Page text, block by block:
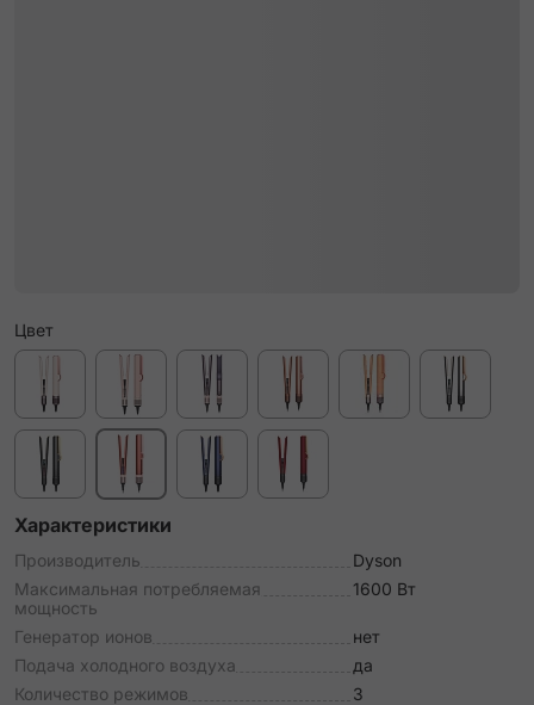
Цвет
Характеристики
Производитель
Dyson
Максимальная потребляемая
мощность
1600 Вт
Генератор ионов
нет
Подача холодного воздуха
да
Количество режимов
3